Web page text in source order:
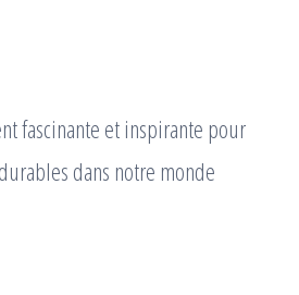
fascinante et inspirante pour
dans notre monde